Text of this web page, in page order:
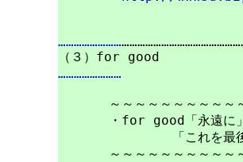
……………………
……………………
～～～～～～～～～～～
・for good「永遠に」
「これを最後に」
～～～～～～～～～～～